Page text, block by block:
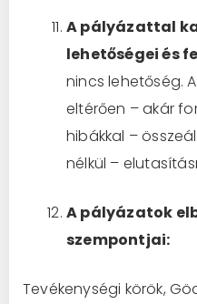
A pályázattal
lehetőségei és
nincs lehetőség.
eltérően – akár
hibákkal –
nélkül –
A pályázatok
szempontjai:
Tevékenységi körök,